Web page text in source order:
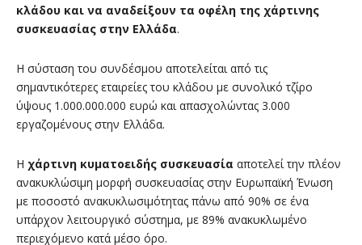
κλάδου και να αναδείξουν τα οφέλη της χάρτινης
συσκευασίας στην Ελλάδα.
Η σύσταση του συνδέσμου αποτελείται από τις
σημαντικότερες εταιρείες του κλάδου με συνολικό τζίρο
ύψους 1.000.000.000 ευρώ και απασχολώντας 3.000
εργαζομένους στην Ελλάδα.
Η χάρτινη κυματοειδής συσκευασία αποτελεί την πλέον
ανακυκλώσιμη μορφή συσκευασίας στην Ευρωπαϊκή Ένωση
με ποσοστό ανακυκλωσιμότητας πάνω από 90% σε ένα
υπάρχον λειτουργικό σύστημα, με 89% ανακυκλωμένο
περιεχόμενο κατά μέσο όρο.